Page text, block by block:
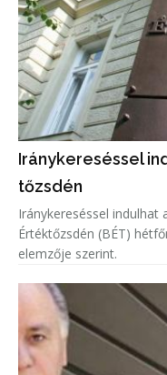
Iránykereséssel
tőzsdén
Iránykereséssel indulhat
Értéktőzsdén (BÉT)
elemzője szerint.